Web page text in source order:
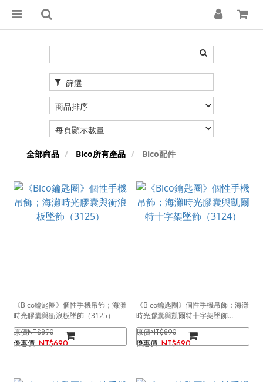
篩選
全部商品 Bico所有產品 Bico配件
《Bico鑰匙圈》個性手機吊飾；海灘
時光膠囊與衝浪板墜飾（3125）
NT$890
NT$690
《Bico鑰匙圈》個性手機吊飾；海灘
時光膠囊與凱爾特十字架墜飾
（3124）
NT$890
NT$690